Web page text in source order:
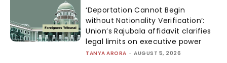
‘Deportation Cannot Begin
without Nationality Verification’:
Union’s Rajubala affidavit clarifies
legal limits on executive power
TANYA ARORA - AUGUST 5, 2026